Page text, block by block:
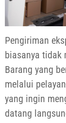
Pengiriman
biasanya tidak
Barang yang
melalui
yang ingin
datang